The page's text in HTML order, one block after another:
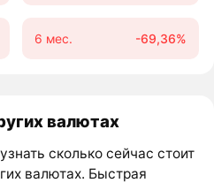
6 мес. -69,36%
валютах
сколько сейчас стоит
валютах. Быстрая